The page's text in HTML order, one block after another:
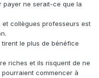
payer ne serait-ce que la
collègues professeurs est
le plus de bénéfice
riches et ils risquent de ne
commencer à